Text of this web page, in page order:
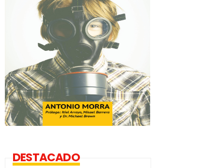
DESTACADO